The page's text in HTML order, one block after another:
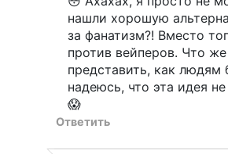
нашли хорошую
за фанатизм?! Вместо
против вейперов. Что
представить, как людям
надеюсь, что эта идея
😱
Ответить